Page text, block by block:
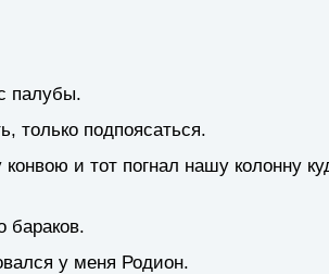
палубы.
только подпоясаться.
и тот погнал нашу колонну
бараков.
у меня Родион.